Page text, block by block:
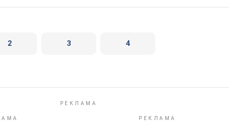
2 3 4